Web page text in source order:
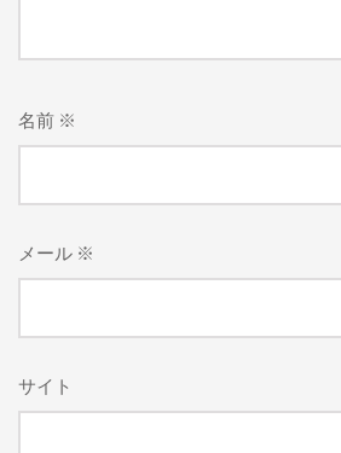
名前 ※
メール ※
サイト